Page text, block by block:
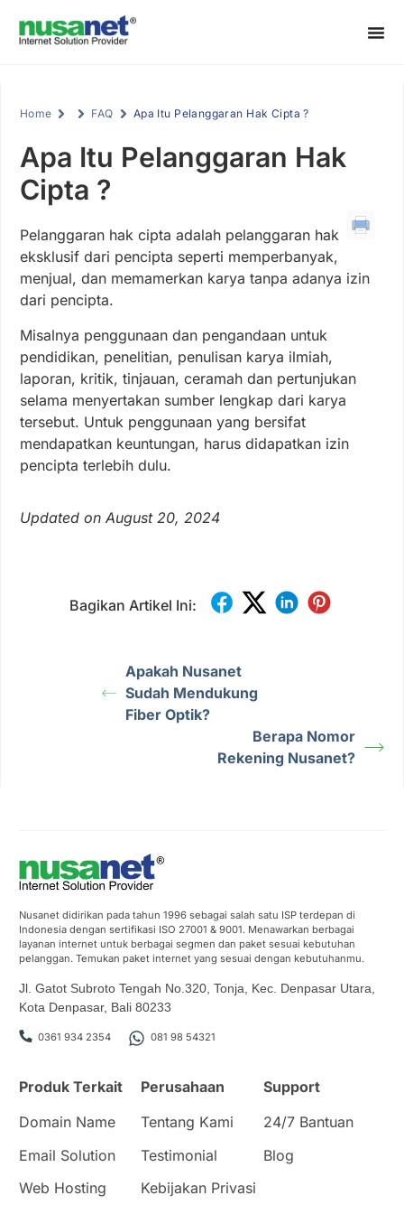
Home FAQ Apa Itu Pelanggaran Hak Cipta ?
Apa Itu Pelanggaran Hak
Cipta ?
Pelanggaran hak cipta adalah pelanggaran hak
eksklusif dari pencipta seperti memperbanyak,
menjual, dan memamerkan karya tanpa adanya izin
dari pencipta.
Misalnya penggunaan dan pengandaan untuk
pendidikan, penelitian, penulisan karya ilmiah,
laporan, kritik, tinjauan, ceramah dan pertunjukan
selama menyertakan sumber lengkap dari karya
tersebut. Untuk penggunaan yang bersifat
mendapatkan keuntungan, harus didapatkan izin
pencipta terlebih dulu.
Updated on August 20, 2024
Bagikan Artikel Ini:
Apakah Nusanet
Sudah Mendukung
Fiber Optik?
Berapa Nomor
Rekening Nusanet?
Nusanet didirikan pada tahun 1996 sebagai salah satu ISP terdepan di
Indonesia dengan sertifikasi ISO 27001 & 9001. Menawarkan berbagai
layanan internet untuk berbagai segmen dan paket sesuai kebutuhan
pelanggan. Temukan paket internet yang sesuai dengan kebutuhanmu.
Jl. Gatot Subroto Tengah No.320, Tonja, Kec. Denpasar Utara,
Kota Denpasar, Bali 80233
0361 934 2354 081 98 54321
Produk Terkait
Domain Name
Email Solution
Web Hosting
Perusahaan
Tentang Kami
Testimonial
Kebijakan Privasi
Support
24/7 Bantuan
Blog